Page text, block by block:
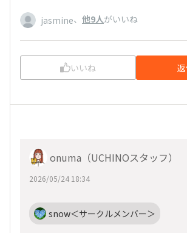
jasmine、 他9人がいいね
いいね
onuma（UCHINOスタッフ）
2026/05/24 18:34
snow＜サークルメンバー＞